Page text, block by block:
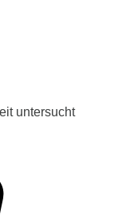
untersucht